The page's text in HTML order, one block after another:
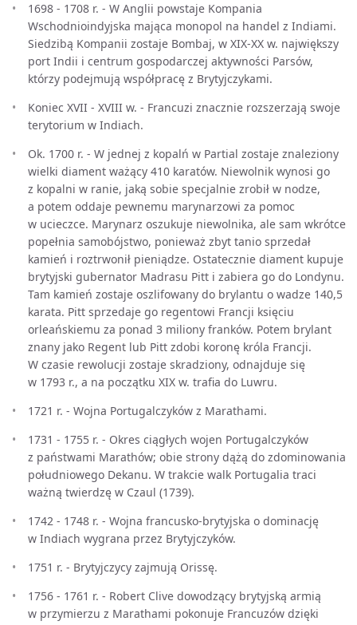
1698 - 1708 r. - W Anglii powstaje Kompania
Wschodnioindyjska mająca monopol na handel z Indiami.
Siedzibą Kompanii zostaje Bombaj, w XIX-XX w. największy
port Indii i centrum gospodarczej aktywności Parsów,
którzy podejmują współpracę z Brytyjczykami.
Koniec XVII - XVIII w. - Francuzi znacznie rozszerzają swoje
terytorium w Indiach.
Ok. 1700 r. - W jednej z kopalń w Partial zostaje znaleziony
wielki diament ważący 410 karatów. Niewolnik wynosi go
z kopalni w ranie, jaką sobie specjalnie zrobił w nodze,
a potem oddaje pewnemu marynarzowi za pomoc
w ucieczce. Marynarz oszukuje niewolnika, ale sam wkrótce
popełnia samobójstwo, ponieważ zbyt tanio sprzedał
kamień i roztrwonił pieniądze. Ostatecznie diament kupuje
brytyjski gubernator Madrasu Pitt i zabiera go do Londynu.
Tam kamień zostaje oszlifowany do brylantu o wadze 140,5
karata. Pitt sprzedaje go regentowi Francji księciu
orleańskiemu za ponad 3 miliony franków. Potem brylant
znany jako Regent lub Pitt zdobi koronę króla Francji.
W czasie rewolucji zostaje skradziony, odnajduje się
w 1793 r., a na początku XIX w. trafia do Luwru.
1721 r. - Wojna Portugalczyków z Marathami.
1731 - 1755 r. - Okres ciągłych wojen Portugalczyków
z państwami Marathów; obie strony dążą do zdominowania
południowego Dekanu. W trakcie walk Portugalia traci
ważną twierdzę w Czaul (1739).
1742 - 1748 r. - Wojna francusko-brytyjska o dominację
w Indiach wygrana przez Brytyjczyków.
1751 r. - Brytyjczycy zajmują Orissę.
1756 - 1761 r. - Robert Clive dowodzący brytyjską armią
w przymierzu z Marathami pokonuje Francuzów dzięki